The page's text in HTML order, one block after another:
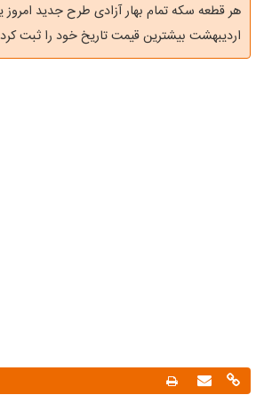
اردیبهشت بیشترین قیمت تاریخ خود را ثبت کرد